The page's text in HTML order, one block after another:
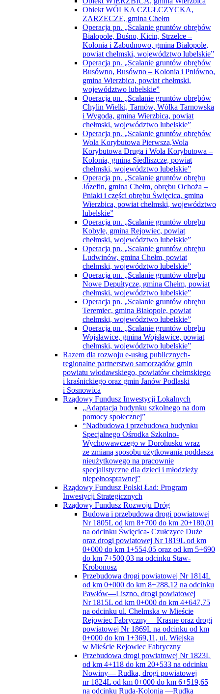
Obiekt WÓLKA CZUŁCZYCKA,
ZARZECZE, gmina Chełm
Operacja pn. „Scalanie gruntów obrębów
Białopole, Buśno, Kicin, Strzelce –
Kolonia i Zabudnowo, gmina Białopole,
powiat chełmski, województwo lubelskie”
Operacja pn. „Scalanie gruntów obrębów
Busówno, Busówno – Kolonia i Pniówno,
gmina Wierzbica, powiat chełmski,
województwo lubelskie”
Operacja pn. „Scalanie gruntów obrębów
Chylin Wielki, Tarnów, Wólka Tarnowska
i Wygoda, gmina Wierzbica, powiat
chełmski, województwo lubelskie”
Operacja pn. „Scalanie gruntów obrębów
Wola Korybutowa Pierwsza,Wola
Korybutowa Druga i Wola Korybutowa –
Kolonia, gmina Siedliszcze, powiat
chełmski, województwo lubelskie”
Operacja pn. „Scalanie gruntów obrębu
Józefin, gmina Chełm, obrębu Ochoża –
Pniaki i części obrębu Święcica, gmina
Wierzbica, powiat chełmski, województwo
lubelskie”
Operacja pn. „Scalanie gruntów obrębu
Kobyle, gmina Rejowiec, powiat
chełmski, województwo lubelskie”
Operacja pn. „Scalanie gruntów obrębu
Ludwinów, gmina Chełm, powiat
chełmski, województwo lubelskie”
Operacja pn. „Scalanie gruntów obrębu
Nowe Depułtycze, gmina Chełm, powiat
chełmski, województwo lubelskie”
Operacja pn. „Scalanie gruntów obrębu
Teremiec, gmina Białopole, powiat
chełmski, województwo lubelskie”
Operacja pn. „Scalanie gruntów obrębu
Wojsławice, gmina Wojsławice, powiat
chełmski, województwo lubelskie”
Razem dla rozwoju e-usług publicznych-
regionalne partnerstwo samorządów gmin
powiatu włodawskiego, powiatów chełmskiego
i kraśnickiego oraz gmin Janów Podlaski
i Sosnowica
Rządowy Fundusz Inwestycji Lokalnych
„Adaptacja budynku szkolnego na dom
pomocy społecznej”
“Nadbudowa i przebudowa budynku
Specjalnego Ośrodka Szkolno-
Wychowawczego w Dorohusku wraz
ze zmianą sposobu użytkowania poddasza
nieużytkowego na pracownie
specjalistyczne dla dzieci i młodzieży
niepełnosprawnej”
Rządowy Fundusz Polski Ład: Program
Inwestycji Strategicznych
Rządowy Fundusz Rozwoju Dróg
Budowa i przebudowa drogi powiatowej
Nr 1805L od km 8+700 do km 20+180,01
na odcinku Święcica- Czułczyce Duże
oraz drogi powiatowej Nr 1819L od km
0+000 do km 1+554,05 oraz od km 5+690
do km 7+500,03 na odcinku Staw-
Krobonosz
Przebudowa drogi powiatowej Nr 1814L
od km 0+000 do km 8+288,12 na odcinku
Pawłów—Liszno, drogi powiatowej
Nr 1815L od km 0+000 do km 4+647,75
na odcinku ul. Chełmska w Mieście
Rejowiec Fabryczny— Krasne oraz drogi
powiatowej Nr 1869L na odcinku od km
0+000 do km 1+369,11, ul. Wiejska
w Mieście Rejowiec Fabryczny
Przebudowa drogi powiatowej Nr 1823L
od km 4+118 do km 20+533 na odcinku
Nowiny— Rudka, drogi powiatowej
nr 1824L od km 0+000 do km 6+519,65
na odcinku Ruda-Kolonia —Rudka